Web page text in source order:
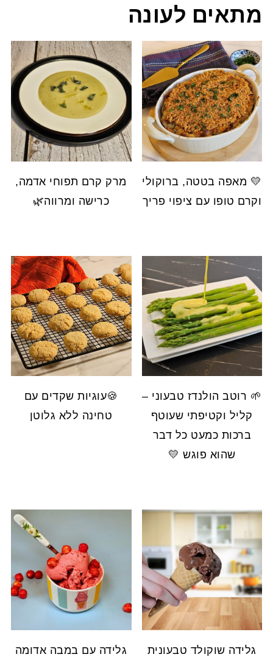
מתאים לעונה
💛 מאפה בטטה, ברוקולי
וקרם טופו עם ציפוי פריך
מרק קרם תפוחי אדמה,
כרישה ומרווה🌿
🌱 רוטב הולנדז טבעוני –
קליל וקטיפתי שעוטף
ברכות כמעט כל דבר
שהוא פוגש 💛
🍪עוגיות שקדים עם
טחינה ללא גלוטן
גלידה שוקולד טבעונית
גלידה עם במבה אדומה